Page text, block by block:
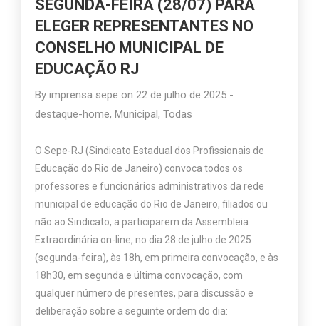
SEGUNDA-FEIRA (28/07) PARA
ELEGER REPRESENTANTES NO
CONSELHO MUNICIPAL DE
EDUCAÇÃO RJ
Byimprensa sepe on22 de julho de 2025 -
destaque-home,Municipal,Todas
O Sepe-RJ (Sindicato Estadual dos Profissionais de
Educação do Rio de Janeiro) convoca todos os
professores e funcionários administrativos da rede
municipal de educação do Rio de Janeiro, filiados ou
não ao Sindicato, a participarem da Assembleia
Extraordinária on-line, no dia 28 de julho de 2025
(segunda-feira), às 18h, em primeira convocação, e às
18h30, em segunda e última convocação, com
qualquer número de presentes, para discussão e
deliberação sobre a seguinte ordem do dia: